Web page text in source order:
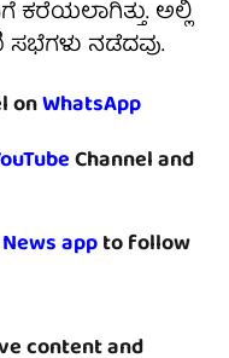
ಕರೆಯಲಾಗಿತ್ತು. ಅಲ್ಲಿ
ಸಭೆಗಳು ನಡೆದವು.
onWhatsApp
Channel and
appto follow
content and